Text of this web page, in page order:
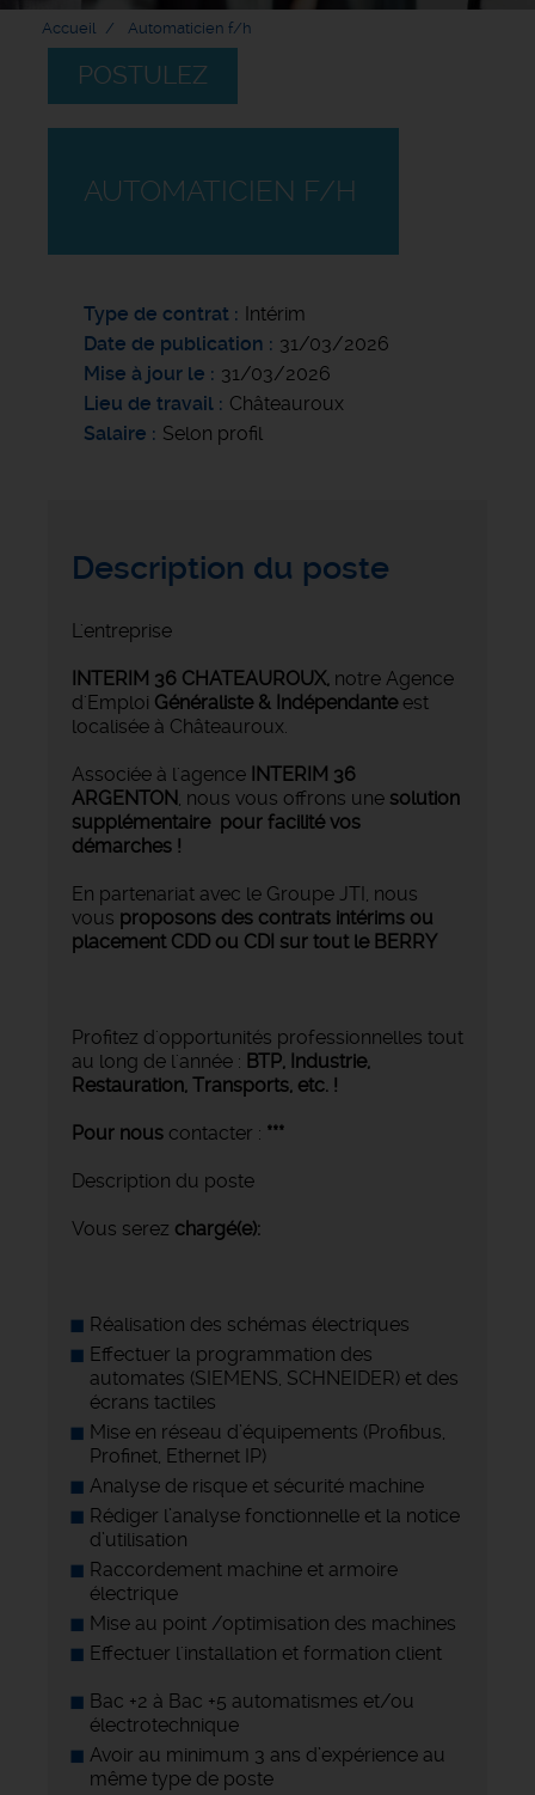
Accueil Automaticien f/h
POSTULEZ
AUTOMATICIEN F/H
Type de contrat
Intérim
Date de publication
31/03/2026
Mise à jour le
31/03/2026
Lieu de travail
Châteauroux
Salaire
Selon profil
Description du poste
L'entreprise
INTERIM 36 CHATEAUROUX, notre Agence
d'Emploi Généraliste & Indépendante est
localisée à Châteauroux.
Associée à l'agence INTERIM 36
ARGENTON, nous vous offrons une solution
supplémentaire pour facilité vos
démarches !
En partenariat avec le Groupe JTI, nous
vous proposons des contrats intérims ou
placement CDD ou CDI sur tout le BERRY
Profitez d'opportunités professionnelles tout
au long de l'année : BTP, Industrie,
Restauration, Transports, etc. !
Pour nous contacter : ***
Description du poste
Vous serez chargé(e):
Réalisation des schémas électriques
Effectuer la programmation des
automates (SIEMENS, SCHNEIDER) et des
écrans tactiles
Mise en réseau d’équipements (Profibus,
Profinet, Ethernet IP)
Analyse de risque et sécurité machine
Rédiger l’analyse fonctionnelle et la notice
d’utilisation
Raccordement machine et armoire
électrique
Mise au point /optimisation des machines
Effectuer l'installation et formation client
Bac +2 à Bac +5 automatismes et/ou
électrotechnique
Avoir au minimum 3 ans d’expérience au
même type de poste